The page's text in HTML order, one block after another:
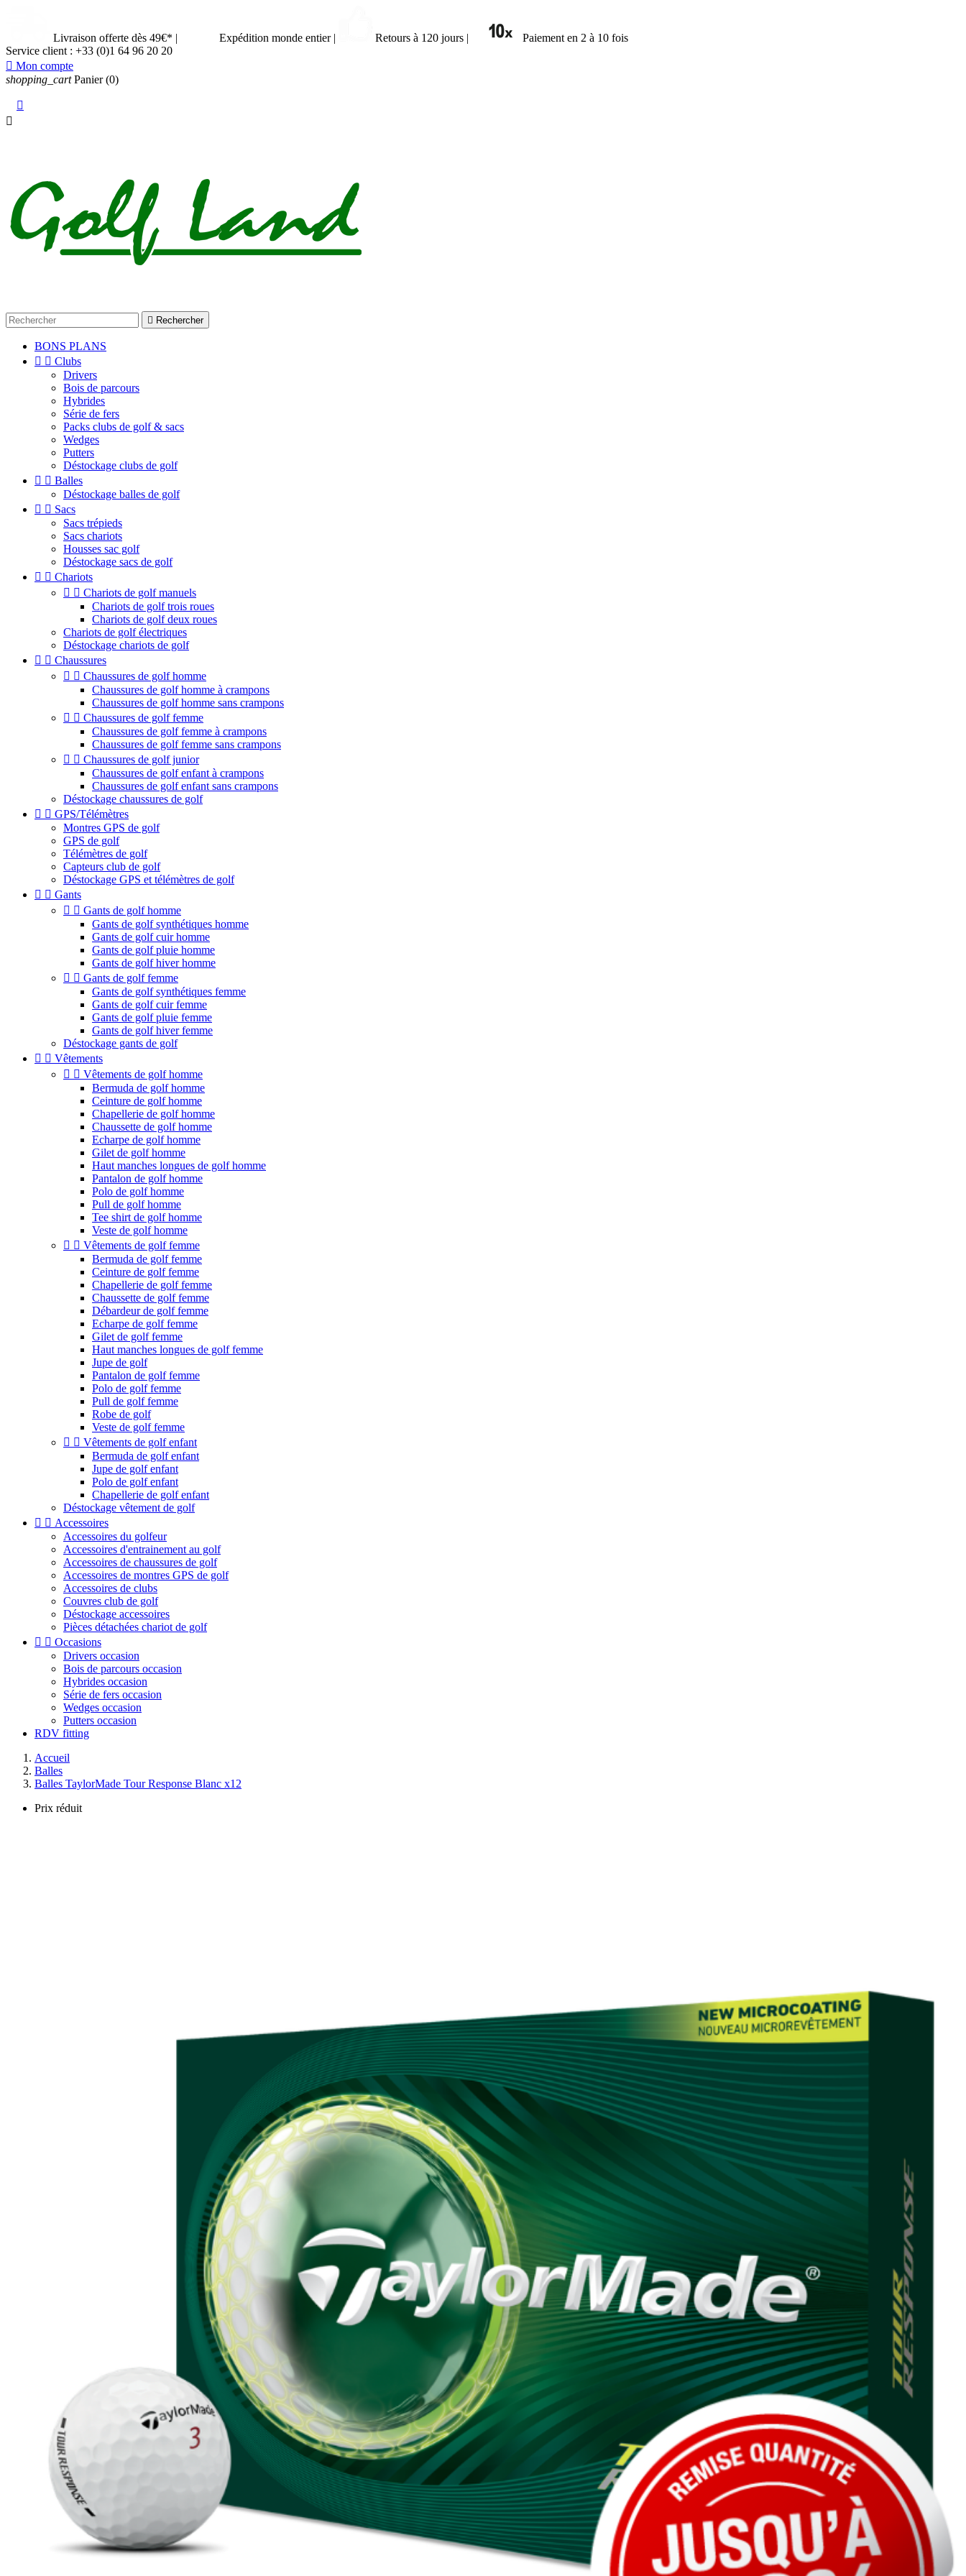
Livraison offerte dès 49€* | Expédition monde entier | Retours à 120 jours |
Paiement en 2 à 10 fois
Service client : +33 (0)1 64 96 20 20
 Mon compte
shopping_cart Panier (0)


 Rechercher
BONS PLANS
  Clubs
Drivers
Bois de parcours
Hybrides
Série de fers
Packs clubs de golf & sacs
Wedges
Putters
Déstockage clubs de golf
  Balles
Déstockage balles de golf
  Sacs
Sacs trépieds
Sacs chariots
Housses sac golf
Déstockage sacs de golf
  Chariots
  Chariots de golf manuels
Chariots de golf trois roues
Chariots de golf deux roues
Chariots de golf électriques
Déstockage chariots de golf
  Chaussures
  Chaussures de golf homme
Chaussures de golf homme à crampons
Chaussures de golf homme sans crampons
  Chaussures de golf femme
Chaussures de golf femme à crampons
Chaussures de golf femme sans crampons
  Chaussures de golf junior
Chaussures de golf enfant à crampons
Chaussures de golf enfant sans crampons
Déstockage chaussures de golf
  GPS/Télémètres
Montres GPS de golf
GPS de golf
Télémètres de golf
Capteurs club de golf
Déstockage GPS et télémètres de golf
  Gants
  Gants de golf homme
Gants de golf synthétiques homme
Gants de golf cuir homme
Gants de golf pluie homme
Gants de golf hiver homme
  Gants de golf femme
Gants de golf synthétiques femme
Gants de golf cuir femme
Gants de golf pluie femme
Gants de golf hiver femme
Déstockage gants de golf
  Vêtements
  Vêtements de golf homme
Bermuda de golf homme
Ceinture de golf homme
Chapellerie de golf homme
Chaussette de golf homme
Echarpe de golf homme
Gilet de golf homme
Haut manches longues de golf homme
Pantalon de golf homme
Polo de golf homme
Pull de golf homme
Tee shirt de golf homme
Veste de golf homme
  Vêtements de golf femme
Bermuda de golf femme
Ceinture de golf femme
Chapellerie de golf femme
Chaussette de golf femme
Débardeur de golf femme
Echarpe de golf femme
Gilet de golf femme
Haut manches longues de golf femme
Jupe de golf
Pantalon de golf femme
Polo de golf femme
Pull de golf femme
Robe de golf
Veste de golf femme
  Vêtements de golf enfant
Bermuda de golf enfant
Jupe de golf enfant
Polo de golf enfant
Chapellerie de golf enfant
Déstockage vêtement de golf
  Accessoires
Accessoires du golfeur
Accessoires d'entrainement au golf
Accessoires de chaussures de golf
Accessoires de montres GPS de golf
Accessoires de clubs
Couvres club de golf
Déstockage accessoires
Pièces détachées chariot de golf
  Occasions
Drivers occasion
Bois de parcours occasion
Hybrides occasion
Série de fers occasion
Wedges occasion
Putters occasion
RDV fitting
Accueil
Balles
Balles TaylorMade Tour Response Blanc x12
Prix réduit